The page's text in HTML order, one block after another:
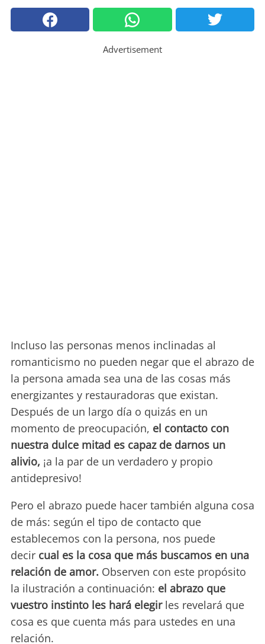
Advertisement
Incluso las personas menos inclinadas al
romanticismo no pueden negar que el abrazo de
la persona amada sea una de las cosas más
energizantes y restauradoras que existan.
Después de un largo día o quizás en un
momento de preocupación, el contacto con
nuestra dulce mitad es capaz de darnos un
alivio, ¡a la par de un verdadero y propio
antidepresivo!
Pero el abrazo puede hacer también alguna cosa
de más: según el tipo de contacto que
establecemos con la persona, nos puede
decir cual es la cosa que más buscamos en una
relación de amor. Observen con este propósito
la ilustración a continuación: el abrazo que
vuestro instinto les hará elegir les revelará que
cosa es que cuenta más para ustedes en una
relación.